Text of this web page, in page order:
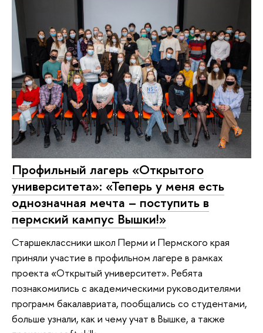
Профильный лагерь «Открытого
университета»: «Теперь у меня есть
однозначная мечта – поступить в
пермский кампус Вышки!»
Старшеклассники школ Перми и Пермского края
приняли участие в профильном лагере в рамках
проекта «Открытый университет». Ребята
познакомились с академическими руководителями
программ бакалавриата, пообщались со студентами,
больше узнали, как и чему учат в Вышке, а также